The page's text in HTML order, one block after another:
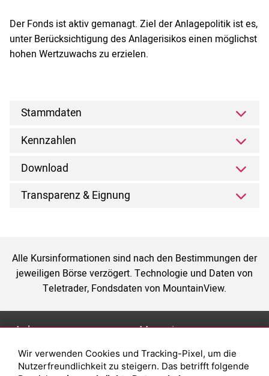
Der Fonds ist aktiv gemanagt. Ziel der Anlagepolitik ist es,
unter Berücksichtigung des Anlagerisikos einen möglichst
hohen Wertzuwachs zu erzielen.
Stammdaten
Kennzahlen
Download
Transparenz & Eignung
Alle Kursinformationen sind nach den Bestimmungen der
jeweiligen Börse verzögert. Technologie und Daten von
Teletrader, Fondsdaten von MountainView.
Anlage
Depot eröffnen
Magazin
Was sind sind ETFs?
Wir verwenden Cookies und Tracking-Pixel, um die
Nutzerfreundlichkeit zu steigern. Das betrifft folgende